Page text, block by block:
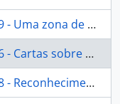
no rio Trombetas, Estado do Pará, Brasil
dos Tamoios
no Rio Xingu, Estado do Pará